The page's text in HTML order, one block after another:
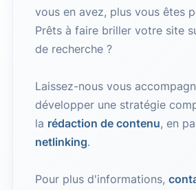
vous en avez, plus vous êtes
Prêts à faire briller votre site
de recherche ?
Laissez-nous vous
développer une stratégie
la rédaction de contenu, en
netlinking.
Pour plus d'informations,